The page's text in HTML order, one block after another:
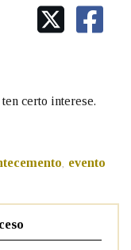
CORPORATIVA
ADALID
LETRAS
PALABRAS
certo interese.
evento